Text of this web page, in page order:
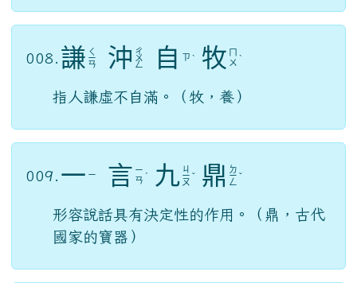
008. 謙 ㄑ
ㄧ
ㄢ 沖 ㄔ
ㄨ
ㄥ 自 ㄗ ˋ 牧 ㄨ ˋ
指人謙虛不自滿。（牧，養）
009. 一 ㄧ 言 ㄧ
ㄢ ˊ 九 ㄐ
ㄧ
ㄡ
ˇ 鼎 ㄉ
ㄧ
ㄥ
ˇ
形容說話具有決定性的作用。（鼎，古代
國家的寶器）